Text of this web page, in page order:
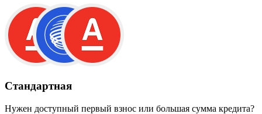
Стандартная
Нужен доступный первый взнос или большая сумма кредита?